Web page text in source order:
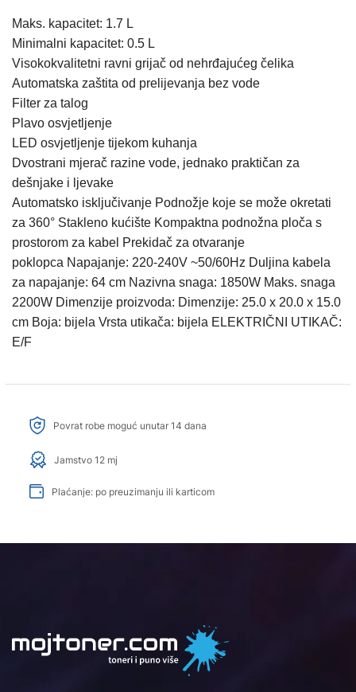
Maks. kapacitet: 1.7 L
Minimalni kapacitet: 0.5 L
Visokokvalitetni ravni grijač od nehrđajućeg čelika
Automatska zaštita od prelijevanja bez vode
Filter za talog
Plavo osvjetljenje
LED osvjetljenje tijekom kuhanja
Dvostrani mjerač razine vode, jednako praktičan za
dešnjake i ljevake
Automatsko isključivanje Podnožje koje se može okretati
za 360° Stakleno kućište Kompaktna podnožna ploča s
prostorom za kabel Prekidač za otvaranje
poklopca Napajanje: 220-240V ~50/60Hz Duljina kabela
za napajanje: 64 cm Nazivna snaga: 1850W Maks. snaga
2200W Dimenzije proizvoda: Dimenzije: 25.0 x 20.0 x 15.0
cm Boja: bijela Vrsta utikača: bijela ELEKTRIČNI UTIKAČ:
E/F
Povrat robe moguć unutar 14 dana
Jamstvo 12 mj
Plaćanje: po preuzimanju ili karticom